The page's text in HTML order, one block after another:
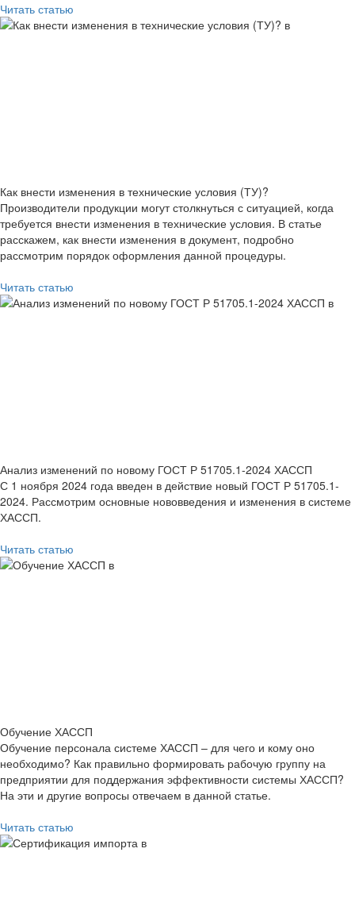
Читать статью
Как внести изменения в технические условия (ТУ)?
Производители продукции могут столкнуться с ситуацией, когда
требуется внести изменения в технические условия. В статье
расскажем, как внести изменения в документ, подробно
рассмотрим порядок оформления данной процедуры.
Читать статью
Анализ изменений по новому ГОСТ Р 51705.1-2024 ХАССП
С 1 ноября 2024 года введен в действие новый ГОСТ Р 51705.1-
2024. Рассмотрим основные нововведения и изменения в системе
ХАССП.
Читать статью
Обучение ХАССП
Обучение персонала системе ХАССП – для чего и кому оно
необходимо? Как правильно формировать рабочую группу на
предприятии для поддержания эффективности системы ХАССП?
На эти и другие вопросы отвечаем в данной статье.
Читать статью